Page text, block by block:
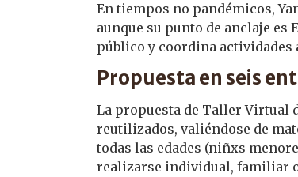
En tiempos no pandémicos,
aunque su punto de anclaje es
público y coordina
Propuesta en seis
La propuesta de Taller Virtual
reutilizados, valiéndose de
todas las edades (niñxs
realizarse individual, familiar